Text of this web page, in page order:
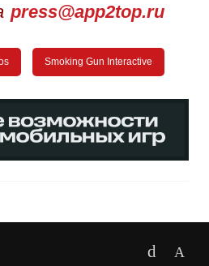
press@app2top.ru
Smoking Gun Interactive